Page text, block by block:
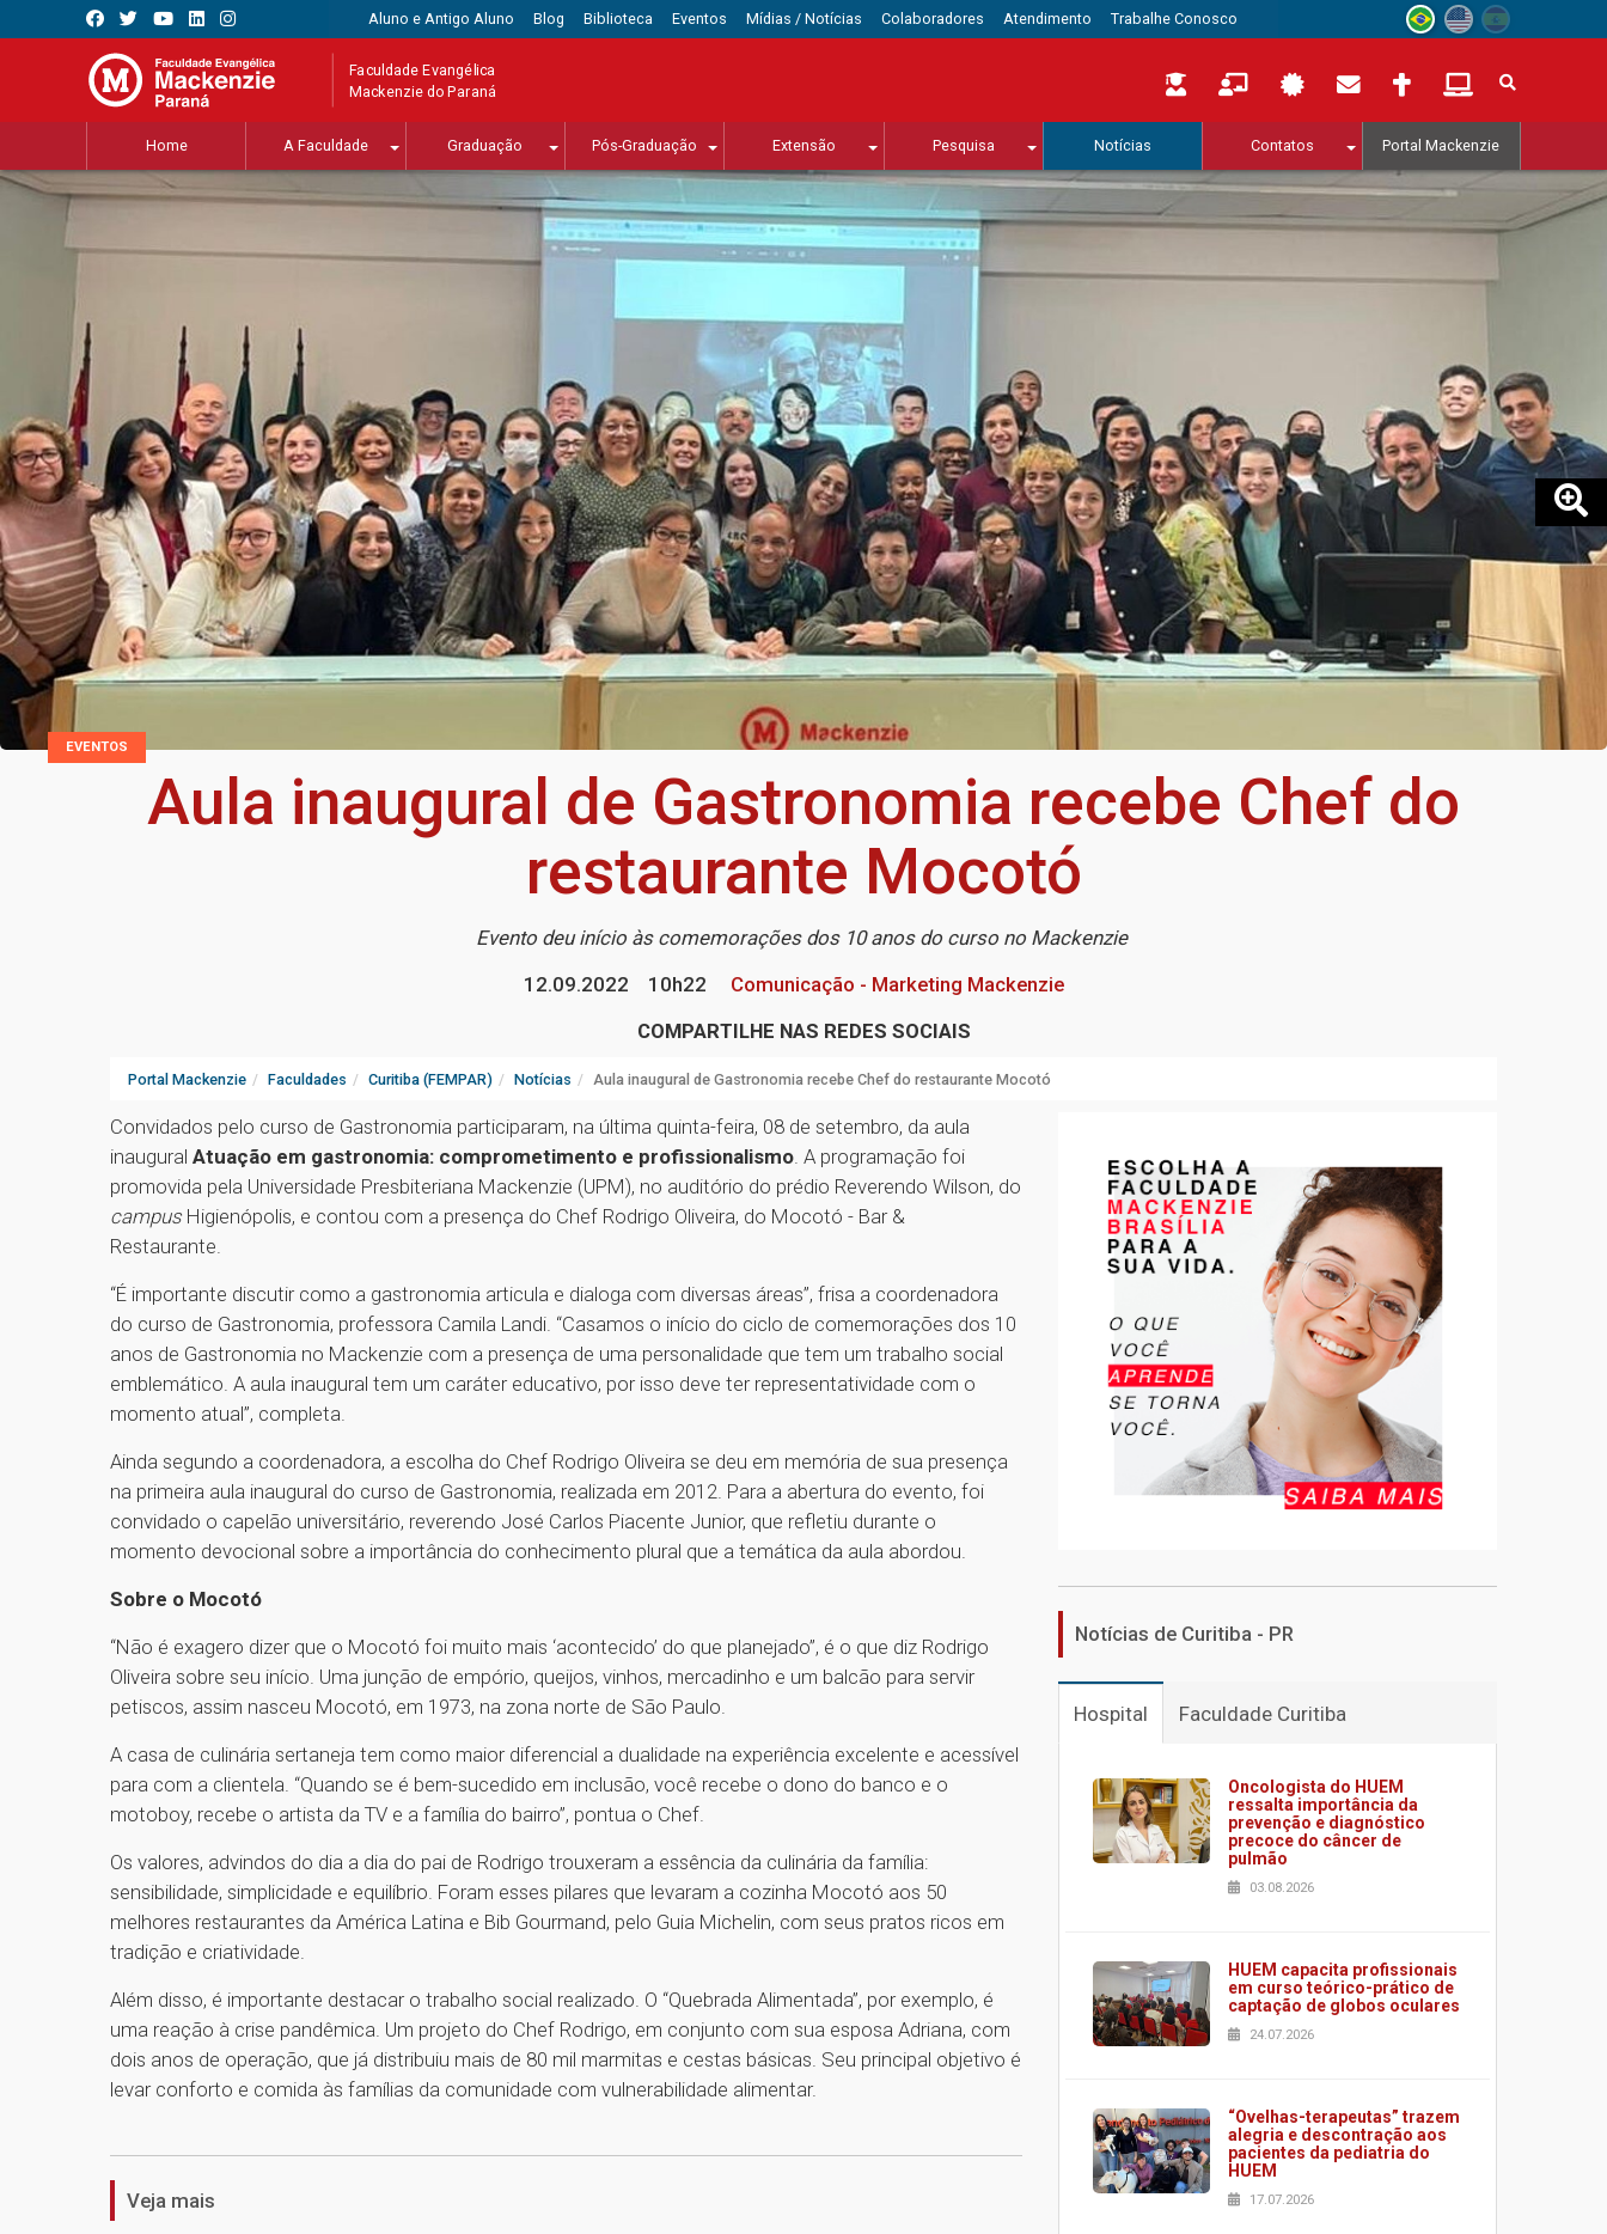
Aluno e Antigo Aluno Blog Biblioteca Eventos Mídias / Notícias Colaboradores Atendimento Trabalhe Conosco
Faculdade Evangélica
Mackenzie do Paraná
Home A Faculdade Graduação Pós-Graduação Extensão Pesquisa Notícias Contatos Portal Mackenzie
EVENTOS
Aula inaugural de Gastronomia recebe Chef do
restaurante Mocotó
Evento deu início às comemorações dos 10 anos do curso no Mackenzie
12.09.2022
10h22
Comunicação - Marketing Mackenzie
COMPARTILHE NAS REDES SOCIAIS
Portal Mackenzie Faculdades Curitiba (FEMPAR) Notícias Aula inaugural de Gastronomia recebe Chef do restaurante Mocotó
Convidados pelo curso de Gastronomia participaram, na última quinta-feira, 08 de setembro, da aula
inaugural Atuação em gastronomia: comprometimento e profissionalismo. A programação foi
promovida pela Universidade Presbiteriana Mackenzie (UPM), no auditório do prédio Reverendo Wilson, do
campus Higienópolis, e contou com a presença do Chef Rodrigo Oliveira, do Mocotó - Bar &
Restaurante.
“É importante discutir como a gastronomia articula e dialoga com diversas áreas”, frisa a coordenadora
do curso de Gastronomia, professora Camila Landi. “Casamos o início do ciclo de comemorações dos 10
anos de Gastronomia no Mackenzie com a presença de uma personalidade que tem um trabalho social
emblemático. A aula inaugural tem um caráter educativo, por isso deve ter representatividade com o
momento atual”, completa.
Ainda segundo a coordenadora, a escolha do Chef Rodrigo Oliveira se deu em memória de sua presença
na primeira aula inaugural do curso de Gastronomia, realizada em 2012. Para a abertura do evento, foi
convidado o capelão universitário, reverendo José Carlos Piacente Junior, que refletiu durante o
momento devocional sobre a importância do conhecimento plural que a temática da aula abordou.
Sobre o Mocotó
“Não é exagero dizer que o Mocotó foi muito mais ‘acontecido’ do que planejado”, é o que diz Rodrigo
Oliveira sobre seu início. Uma junção de empório, queijos, vinhos, mercadinho e um balcão para servir
petiscos, assim nasceu Mocotó, em 1973, na zona norte de São Paulo.
A casa de culinária sertaneja tem como maior diferencial a dualidade na experiência excelente e acessível
para com a clientela. “Quando se é bem-sucedido em inclusão, você recebe o dono do banco e o
motoboy, recebe o artista da TV e a família do bairro”, pontua o Chef.
Os valores, advindos do dia a dia do pai de Rodrigo trouxeram a essência da culinária da família:
sensibilidade, simplicidade e equilíbrio. Foram esses pilares que levaram a cozinha Mocotó aos 50
melhores restaurantes da América Latina e Bib Gourmand, pelo Guia Michelin, com seus pratos ricos em
tradição e criatividade.
Além disso, é importante destacar o trabalho social realizado. O “Quebrada Alimentada”, por exemplo, é
uma reação à crise pandêmica. Um projeto do Chef Rodrigo, em conjunto com sua esposa Adriana, com
dois anos de operação, que já distribuiu mais de 80 mil marmitas e cestas básicas. Seu principal objetivo é
levar conforto e comida às famílias da comunidade com vulnerabilidade alimentar.
1
Veja mais
Notícias de Curitiba - PR
Hospital Faculdade Curitiba
Oncologista do HUEM
ressalta importância da
prevenção e diagnóstico
precoce do câncer de
pulmão
03.08.2026
HUEM capacita profissionais
em curso teórico-prático de
captação de globos oculares
24.07.2026
“Ovelhas-terapeutas” trazem
alegria e descontração aos
pacientes da pediatria do
HUEM
17.07.2026